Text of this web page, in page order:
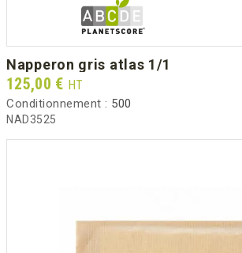
napperon gris atlas 1/1
Prix
125,00 € HT
Conditionnement : 500
NAD3525